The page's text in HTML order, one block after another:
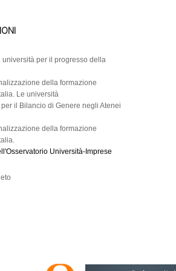
università per il progresso della
della formazione
Le università
il Bilancio di Genere negli Atenei
della formazione
Università-Imprese